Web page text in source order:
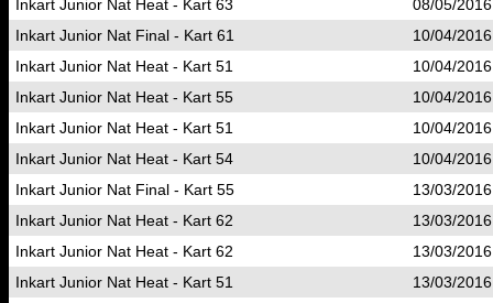
Inkart Junior Nat Heat - Kart 63
08/05/
Inkart Junior Nat Final - Kart 61
10/04/
Inkart Junior Nat Heat - Kart 51
10/04/
Inkart Junior Nat Heat - Kart 55
10/04/
Inkart Junior Nat Heat - Kart 51
10/04/
Inkart Junior Nat Heat - Kart 54
10/04/
Inkart Junior Nat Final - Kart 55
13/03/
Inkart Junior Nat Heat - Kart 62
13/03/
Inkart Junior Nat Heat - Kart 62
13/03/
Inkart Junior Nat Heat - Kart 51
13/03/